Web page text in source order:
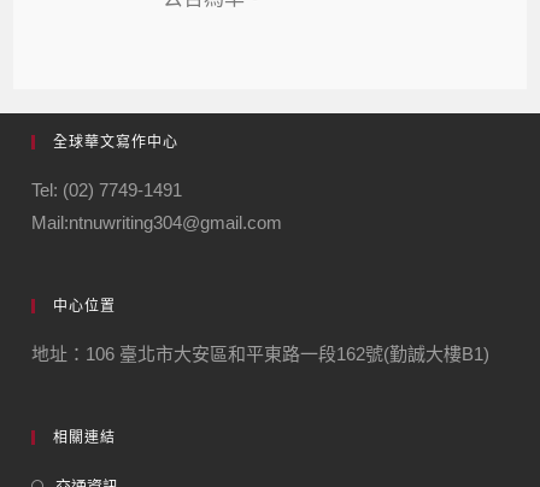
全球華文寫作中心
Tel: (02) 7749-1491
Mail:ntnuwriting304@gmail.com
中心位置
地址：106 臺北市大安區和平東路一段162號(勤誠大樓B1)
相關連結